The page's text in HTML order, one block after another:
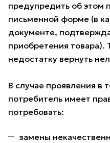
предупредить об этом
письменной форме (в
документе,
приобретения товара).
недостатку вернуть
В случае проявления в
потребитель имеет
потребовать:
замены